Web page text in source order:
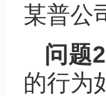
某普公
问题2
的行为